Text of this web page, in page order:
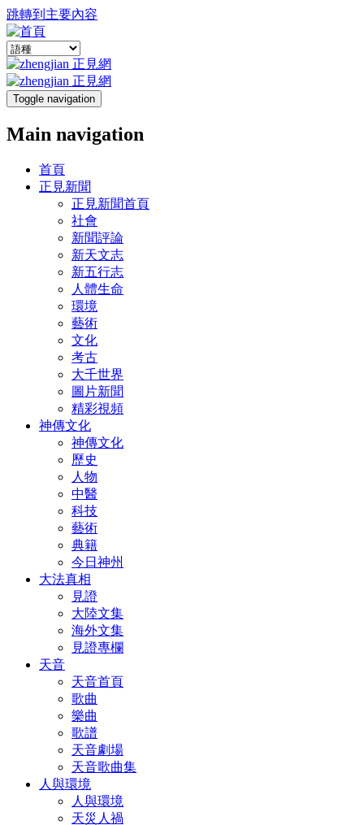
跳轉到主要內容
Toggle navigation
Main navigation
首頁
正見新聞
正見新聞首頁
社會
新聞評論
新天文志
新五行志
人體生命
環境
藝術
文化
考古
大千世界
圖片新聞
精彩視頻
神傳文化
神傳文化
歷史
人物
中醫
科技
藝術
典籍
今日神州
大法真相
見證
大陸文集
海外文集
見證專欄
天音
天音首頁
歌曲
樂曲
歌譜
天音劇場
天音歌曲集
人與環境
人與環境
天災人禍